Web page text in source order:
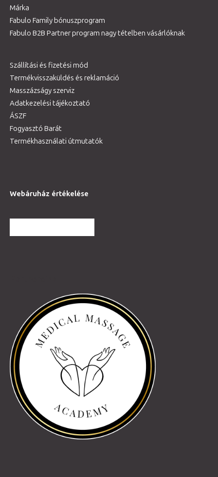
Márka
Fabulo Family bónuszprogram
Fabulo B2B Partner program nagy tételben vásárlóknak
Szállítási és fizetési mód
Termékvisszaküldés és reklamáció
Masszázságy szerviz
Adatkezelési tájékoztató
ÁSZF
Fogyasztó Barát
Termékhasználati útmutatók
Webáruház értékelése